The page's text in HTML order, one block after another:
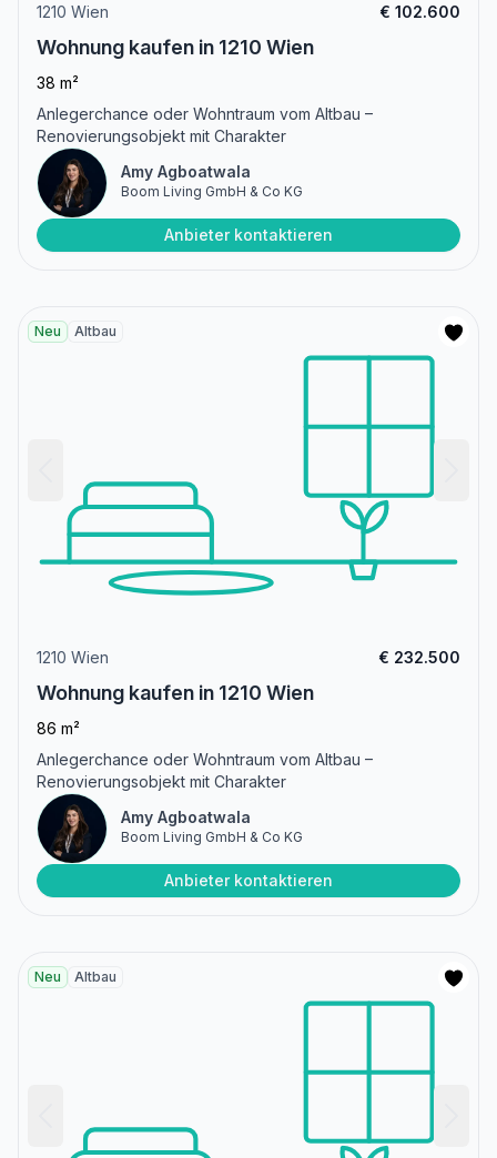
1210 Wien € 102.600
Wohnung kaufen in 1210 Wien
38 m²
Anlegerchance oder Wohntraum vom Altbau –
Renovierungsobjekt mit Charakter
Amy Agboatwala
Boom Living GmbH & Co KG
Anbieter kontaktieren
Neu Altbau
1210 Wien € 232.500
Wohnung kaufen in 1210 Wien
86 m²
Anlegerchance oder Wohntraum vom Altbau –
Renovierungsobjekt mit Charakter
Amy Agboatwala
Boom Living GmbH & Co KG
Anbieter kontaktieren
Neu Altbau